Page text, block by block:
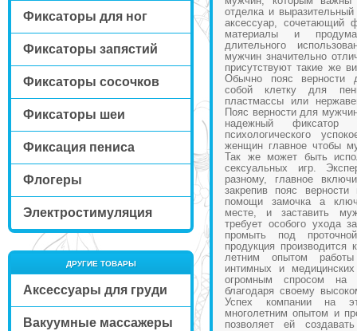
Фиксаторы для ног
Фиксаторы запястий
Фиксаторы сосочков
Фиксаторы шеи
Фиксация пениса
Флогеры
Электростимуляция
ДРУГИЕ ТОВАРЫ
Аксессуары для груди
Вакуумные массажеры
отделка и
аксессуар, сочетающий
материалы и
длительного
мужчин значительно
присутствуют такие же
Обычно пояс верности
собой клетку для
пластмассы или
Пояс верности для
надежный фиксатор
психологического
женщин главное чтобы
Так же может быть
сексуальных игр.
разному, главное
закрепив пояс
помощи замочка а
месте, и заставить
требует особого ухода
промыть под
продукция
летним опытом
интимных и
огромным спросом
благодаря своему
Успех компании на
многолетним опытом и
позволяет ей